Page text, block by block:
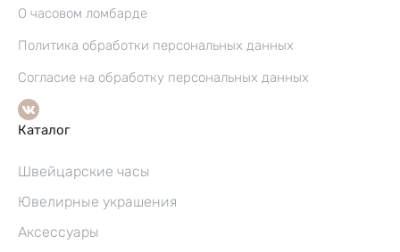
О часовом ломбарде
Политика обработки персональных данных
Согласие на обработку персональных данных
Каталог
Швейцарские часы
Ювелирные украшения
Аксессуары